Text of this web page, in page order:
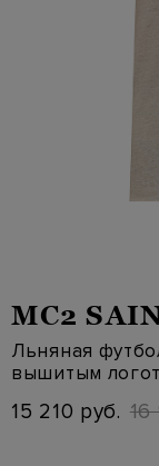
MC2
Льняная
вышитым
15 210 руб. 16